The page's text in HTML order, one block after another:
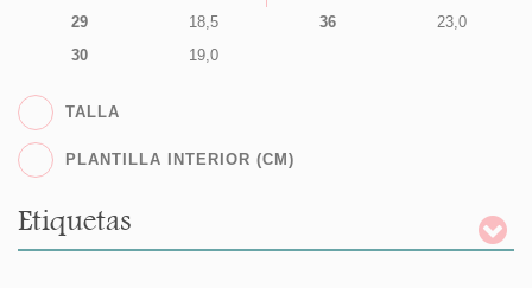
29
18,5
30
19,0
36
23,0
TALLA
PLANTILLA INTERIOR (CM)
Etiquetas